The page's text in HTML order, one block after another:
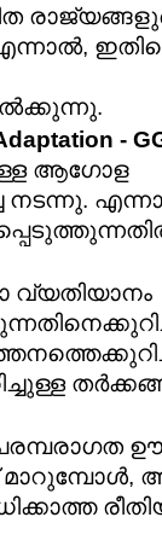
-
ആഗോള
നടന്നു.
വ്യതിയാനം